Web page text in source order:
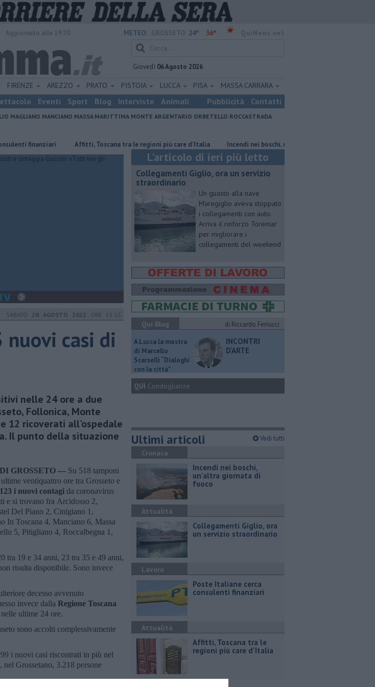
METEO: 24° 36°
Giovedì 06 Agosto 2026
FIRENZE AREZZO PRATO PISTOIA LUCCA PISA MASSA CARRARA
Eventi Sport Blog Interviste Animali Pubblicità Contatti
MAGLIANO MANCIANO MASSA MARITTIMA MONTE ARGENTARIO ORBETELLO ROCCASTRADA
finanziari Affitti, Toscana tra le regioni più care d'Italia Incendi nei boschi, un'altra giornata di fuoco
SABATO 20 AGOSTO 2022 ORE 15:15
nuovi casi di
nelle 24 ore a due
Follonica, Monte
12 ricoverati all'ospedale
Il punto della situazione
GROSSETO — Su 518 tamponi
ventiquattro ore tra Grosseto e
123 i nuovi contagi da coronavirus
e si trovano fra Arcidosso 2,
Del Piano 2, Cinigiano 1,
In Toscana 4, Manciano 6, Massa
5, Pitigliano 4, Roccalbegna 1,
tra 19 e 34 anni, 23 tra 35 e 49 anni,
risulta disponibile. Sono invece
decesso avvenuto
invece dalla Regione Toscana
ultime 24 ore.
sono accolti complessivamente
i nuovi casi riscontrati in più nel
Grossetano, 3.218 persone
L'articolo di ieri più letto
Collegamenti Giglio, ora un servizio
straordinario
Un guasto alla nave
Maregiglio aveva stoppato
i collegamenti con auto.
Arriva il rinforzo Toremar
per migliorare i
collegamenti del weekend
Qui Blog
di Riccardo Ferrucci
A Lucca la mostra
di Marcello
Scarselli “Dialoghi
con la città"
INCONTRI
D'ARTE
QUI Condoglianze
Ultimi articoli Vedi tutti
Cronaca
Incendi nei boschi,
un'altra giornata di
fuoco
Attualità
Collegamenti Giglio, ora
un servizio straordinario
Lavoro
Poste Italiane cerca
consulenti finanziari
Attualità
Affitti, Toscana tra le
regioni più care d'Italia